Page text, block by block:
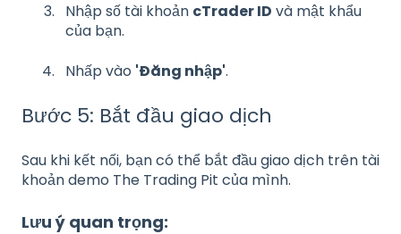
Nhập số tài khoản cTrader ID và mật khẩu
của bạn.
Nhấp vào 'Đăng nhập'.
Bước 5: Bắt đầu giao dịch
Sau khi kết nối, bạn có thể bắt đầu giao dịch trên tài
khoản demo The Trading Pit của mình.
Lưu ý quan trọng: